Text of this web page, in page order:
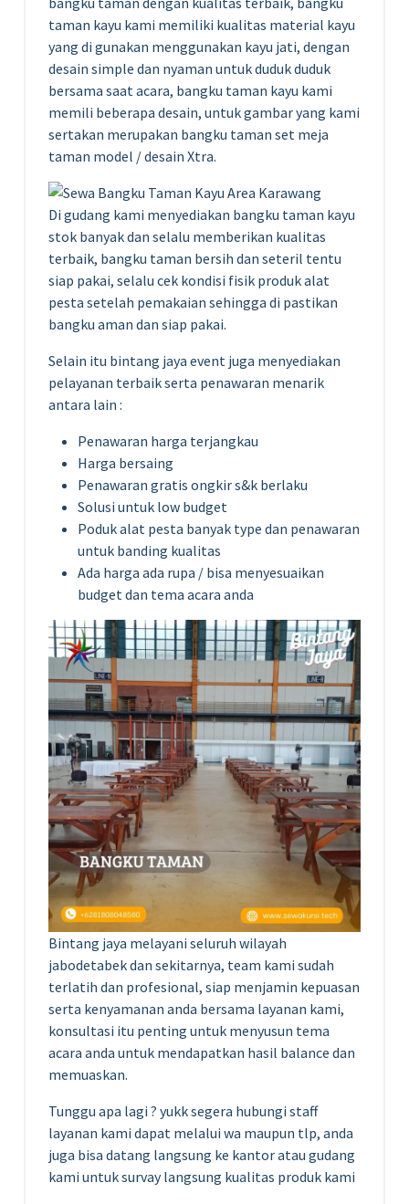
taman kayu kami memiliki kualitas material kayu
yang di gunakan menggunakan kayu jati, dengan
desain simple dan nyaman untuk duduk duduk
bersama saat acara, bangku taman kayu kami
memili beberapa desain, untuk gambar yang kami
sertakan merupakan bangku taman set meja
taman model / desain Xtra.
Di gudang kami menyediakan bangku taman kayu
stok banyak dan selalu memberikan kualitas
terbaik, bangku taman bersih dan seteril tentu
siap pakai, selalu cek kondisi fisik produk alat
pesta setelah pemakaian sehingga di pastikan
bangku aman dan siap pakai.
Selain itu bintang jaya event juga menyediakan
pelayanan terbaik serta penawaran menarik
antara lain :
Penawaran harga terjangkau
Harga bersaing
Penawaran gratis ongkir s&k berlaku
Solusi untuk low budget
Poduk alat pesta banyak type dan penawaran
untuk banding kualitas
Ada harga ada rupa / bisa menyesuaikan
budget dan tema acara anda
Bintang jaya melayani seluruh wilayah
jabodetabek dan sekitarnya, team kami sudah
terlatih dan profesional, siap menjamin kepuasan
serta kenyamanan anda bersama layanan kami,
konsultasi itu penting untuk menyusun tema
acara anda untuk mendapatkan hasil balance dan
memuaskan.
Tunggu apa lagi ? yukk segera hubungi staff
layanan kami dapat melalui wa maupun tlp, anda
juga bisa datang langsung ke kantor atau gudang
kami untuk survay langsung kualitas produk kami